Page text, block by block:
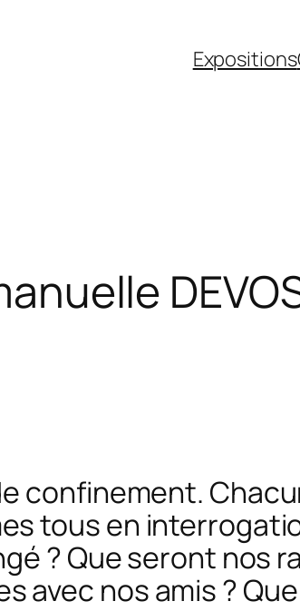
Expositions
confinement.
tous en
? Que seront nos
avec nos amis ?